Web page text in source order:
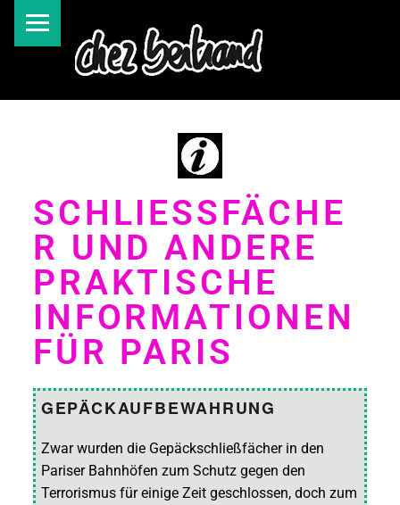
SCHLIESSFÄCHE
R UND ANDERE
PRAKTISCHE
INFORMATIONEN
FÜR PARIS
GEPÄCKAUFBEWAHRUNG
Zwar wurden die Gepäckschließfächer in den
Pariser Bahnhöfen zum Schutz gegen den
Terrorismus für einige Zeit geschlossen, doch zum